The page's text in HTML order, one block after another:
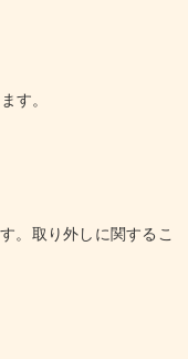
す。
。取り外しに関するこ